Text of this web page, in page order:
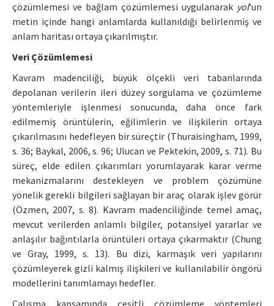
çözümlemesi ve bağlam çözümlemesi uygulanarak yol’un
metin içinde hangi anlamlarda kullanıldığı belirlenmiş ve
anlam haritası ortaya çıkarılmıştır.
Veri Çözümlemesi
Kavram madenciliği, büyük ölçekli veri tabanlarında
depolanan verilerin ileri düzey sorgulama ve çözümleme
yöntemleriyle işlenmesi sonucunda, daha önce fark
edilmemiş örüntülerin, eğilimlerin ve ilişkilerin ortaya
çıkarılmasını hedefleyen bir süreçtir (Thuraisingham, 1999,
s. 36; Baykal, 2006, s. 96; Ulucan ve Pektekin, 2009, s. 71). Bu
süreç, elde edilen çıkarımları yorumlayarak karar verme
mekanizmalarını destekleyen ve problem çözümüne
yönelik gerekli bilgileri sağlayan bir araç olarak işlev görür
(Özmen, 2007, s. 8). Kavram madenciliğinde temel amaç,
mevcut verilerden anlamlı bilgiler, potansiyel yararlar ve
anlaşılır bağıntılarla örüntüleri ortaya çıkarmaktır (Chung
ve Gray, 1999, s. 13). Bu dizi, karmaşık veri yapılarını
çözümleyerek gizli kalmış ilişkileri ve kullanılabilir öngörü
modellerini tanımlamayı hedefler.